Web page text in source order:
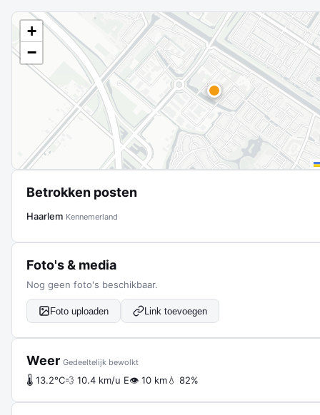
+
−
Betrokken posten
Haarlem Kennemerland
Foto's & media
Nog geen foto's beschikbaar.
Foto uploaden Link toevoegen
Weer Gedeeltelijk bewolkt
🌡 13.2°C💨 10.4 km/u E👁 10 km💧 82%